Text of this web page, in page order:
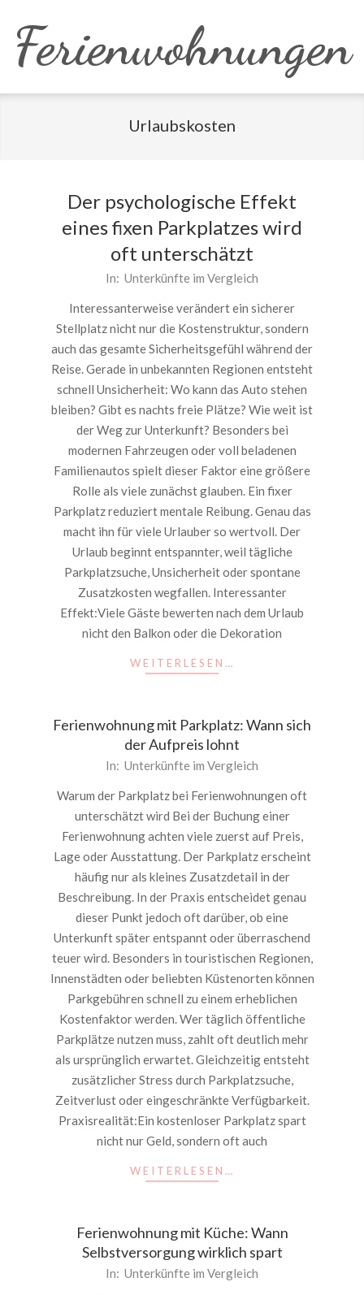
content
Ferienwohnungen
Urlaubskosten
Der psychologische Effekt
eines fixen Parkplatzes wird
oft unterschätzt
In: Unterkünfte im Vergleich
Interessanterweise verändert ein sicherer
Stellplatz nicht nur die Kostenstruktur, sondern
auch das gesamte Sicherheitsgefühl während der
Reise. Gerade in unbekannten Regionen entsteht
schnell Unsicherheit: Wo kann das Auto stehen
bleiben? Gibt es nachts freie Plätze? Wie weit ist
der Weg zur Unterkunft? Besonders bei
modernen Fahrzeugen oder voll beladenen
Familienautos spielt dieser Faktor eine größere
Rolle als viele zunächst glauben. Ein fixer
Parkplatz reduziert mentale Reibung. Genau das
macht ihn für viele Urlauber so wertvoll. Der
Urlaub beginnt entspannter, weil tägliche
Parkplatzsuche, Unsicherheit oder spontane
Zusatzkosten wegfallen. Interessanter
Effekt:Viele Gäste bewerten nach dem Urlaub
nicht den Balkon oder die Dekoration
WEITERLESEN…
Ferienwohnung mit Parkplatz: Wann sich
der Aufpreis lohnt
28
In: Unterkünfte im Vergleich
Warum der Parkplatz bei Ferienwohnungen oft
unterschätzt wird Bei der Buchung einer
Ferienwohnung achten viele zuerst auf Preis,
Lage oder Ausstattung. Der Parkplatz erscheint
häufig nur als kleines Zusatzdetail in der
Beschreibung. In der Praxis entscheidet genau
dieser Punkt jedoch oft darüber, ob eine
Unterkunft später entspannt oder überraschend
teuer wird. Besonders in touristischen Regionen,
Innenstädten oder beliebten Küstenorten können
Parkgebühren schnell zu einem erheblichen
Kostenfaktor werden. Wer täglich öffentliche
Parkplätze nutzen muss, zahlt oft deutlich mehr
als ursprünglich erwartet. Gleichzeitig entsteht
zusätzlicher Stress durch Parkplatzsuche,
Zeitverlust oder eingeschränkte Verfügbarkeit.
Praxisrealität:Ein kostenloser Parkplatz spart
nicht nur Geld, sondern oft auch
WEITERLESEN…
Ferienwohnung mit Küche: Wann
Selbstversorgung wirklich spart
In: Unterkünfte im Vergleich